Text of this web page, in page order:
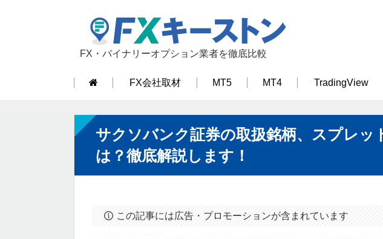
FX・バイナリーオプション業者を徹底比較
FX会社取材 MT5 MT4 TradingView
サクソバンク証券の取扱銘柄、スプレッ
は？徹底解説します！
この記事には広告・プロモーションが含まれています